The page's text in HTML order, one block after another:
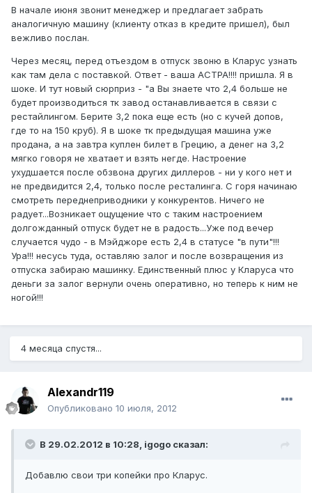
В начале июня звонит менеджер и предлагает забрать
аналогичную машину (клиенту отказ в кредите пришел), был
вежливо послан.
Через месяц, перед отъездом в отпуск звоню в Кларус узнать
как там дела с поставкой. Ответ - ваша АСТРА!!!! пришла. Я в
шоке. И тут новый сюрприз - "а Вы знаете что 2,4 больше не
будет производиться тк завод останавливается в связи с
рестайлингом. Берите 3,2 пока еще есть (но с кучей допов,
где то на 150 круб). Я в шоке тк предыдущая машина уже
продана, а на завтра куплен билет в Грецию, а денег на 3,2
мягко говоря не хватает и взять негде. Настроение
ухудшается после обзвона других диллеров - ни у кого нет и
не предвидится 2,4, только после ресталинга. С горя начинаю
смотреть переднеприводники у конкурентов. Ничего не
радует...Возникает ощущение что с таким настроением
долгожданный отпуск будет не в радость...Уже под вечер
случается чудо - в Мэйджоре есть 2,4 в статусе "в пути"!!!
Ура!!! несусь туда, оставляю залог и после возвращения из
отпуска забираю машинку. Единственный плюс у Кларуса что
деньги за залог вернули очень оперативно, но теперь к ним не
ногой!!!
4 месяца спустя...
Alexandr119
Опубликовано 10 июля, 2012
В 29.02.2012 в 10:28, igogo сказал:
Добавлю свои три копейки про Кларус.